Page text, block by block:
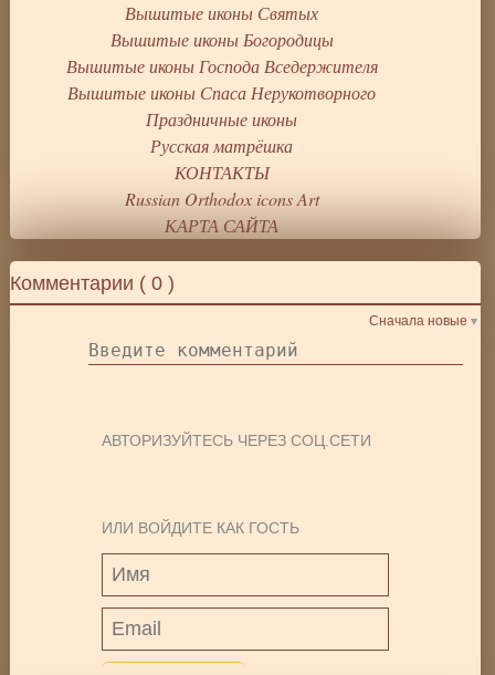
Комментарии (0 )
Сначала новые
АВТОРИЗУЙТЕСЬ ЧЕРЕЗ СОЦ.СЕТИ
ИЛИ ВОЙДИТЕ КАК ГОСТЬ
Вышитые иконы Святых
Вышитые иконы Богородицы
Вышитые иконы Господа Вседержителя
Вышитые иконы Спаса Нерукотворного
Праздничные иконы
Русская матрёшка
КОНТАКТЫ
Russian Orthodox icons Art
КАРТА САЙТА